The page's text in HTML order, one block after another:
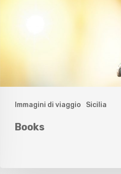
Immagini di viaggio Sicilia
Books